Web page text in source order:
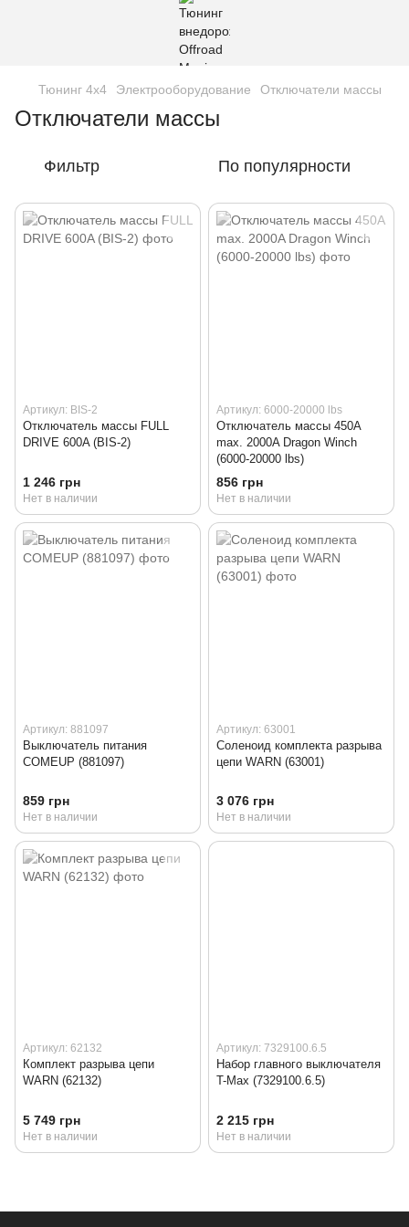
Тюнинг 4х4 Электрооборудование Отключатели массы
Отключатели массы
Фильтр По популярности
Артикул: BIS-2
Отключатель массы FULL
DRIVE 600A (BIS-2)
1 246 грн
Нет в наличии
Артикул: 6000-20000 lbs
Отключатель массы 450A
max. 2000A Dragon Winch
(6000-20000 lbs)
856 грн
Нет в наличии
Артикул: 881097
Выключатель питания
COMEUP (881097)
859 грн
Нет в наличии
Артикул: 63001
Соленоид комплекта разрыва
цепи WARN (63001)
3 076 грн
Нет в наличии
Артикул: 62132
Комплект разрыва цепи
WARN (62132)
5 749 грн
Нет в наличии
Артикул: 7329100.6.5
Набор главного выключателя
T-Max (7329100.6.5)
2 215 грн
Нет в наличии